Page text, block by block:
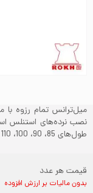
میل‌ترانس تمام رزوه با
طول‌های 85، 90، 100، 110 و 120 سانتی‌متری عرضه می‌شود.
قیمت هر عدد
بدون مالیات بر ارزش افزوده